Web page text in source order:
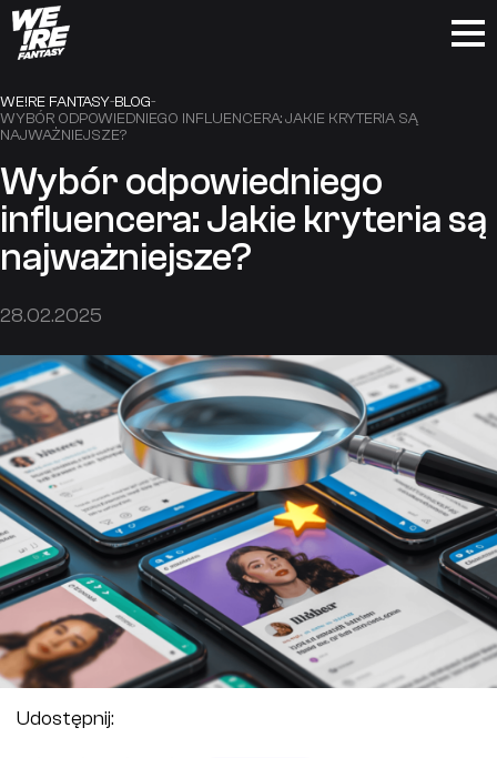
to
content
WE!RE FANTASY-BLOG-
WYBÓR ODPOWIEDNIEGO INFLUENCERA: JAKIE KRYTERIA SĄ
NAJWAŻNIEJSZE?
Wybór odpowiedniego
influencera: Jakie kryteria są
najważniejsze?
28.02.2025
Udostępnij: